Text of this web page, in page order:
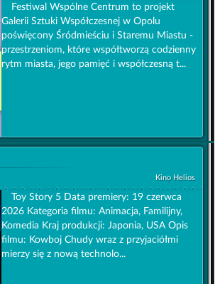
Festiwal Wspólne Centrum to projekt
Galerii Sztuki Współczesnej w Opolu
poświęcony Śródmieściu i Staremu Miastu -
przestrzeniom, które współtworzą codzienny
rytm miasta, jego pamięć i współczesną t...
Kino Helios
Toy Story 5 Data premiery: 19 czerwca
2026 Kategoria filmu: Animacja, Familijny,
Komedia Kraj produkcji: Japonia, USA Opis
filmu: Kowboj Chudy wraz z przyjaciółmi
mierzy się z nową technolo...